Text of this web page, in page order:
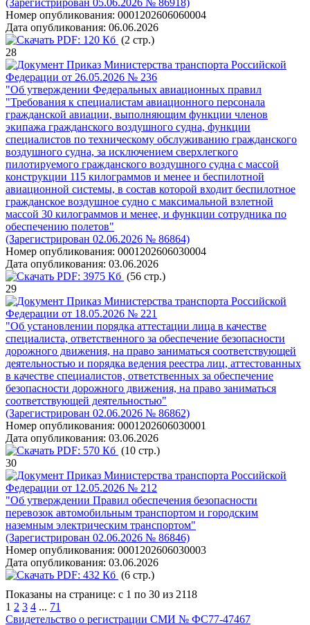
(Зарегистрирован 05.06.2026 № 86918)
Номер опубликования: 0001202606060004
Дата опубликования: 06.06.2026
PDF: 120 Кб (2 стр.)
28
Приказ Министерства транспорта Российской
Федерации от 26.05.2026 № 236
"Об утверждении Федеральных авиационных правил
"Требования к специалистам авиационного персонала
гражданской авиации, выполняющим функции членов
экипажа гражданского воздушного судна, функции
специалистов по техническому обслуживанию гражданского
воздушного судна, за исключением сверхлегкого
пилотируемого гражданского воздушного судна с массой
конструкции 115 килограммов и менее и беспилотной
авиационной системы, в состав которой входит беспилотное
гражданское воздушное судно с максимальной взлетной
массой 30 килограммов и менее, и функции сотрудника по
обеспечению полетов"
(Зарегистрирован 02.06.2026 № 86864)
Номер опубликования: 0001202606030004
Дата опубликования: 03.06.2026
PDF: 3975 Кб (56 стр.)
29
Приказ Министерства транспорта Российской
Федерации от 18.05.2026 № 221
"Об установлении порядка аттестации лица в качестве
специалиста, ответственного за обеспечение безопасности
дорожного движения, на право заниматься соответствующей
деятельностью и порядка ведения реестра лиц, аттестованных
в качестве специалистов, ответственных за обеспечение
безопасности дорожного движения, на право заниматься
соответствующей деятельностью"
(Зарегистрирован 02.06.2026 № 86862)
Номер опубликования: 0001202606030001
Дата опубликования: 03.06.2026
PDF: 570 Кб (10 стр.)
30
Приказ Министерства транспорта Российской
Федерации от 12.05.2026 № 212
"Об утверждении Правил обеспечения безопасности
перевозок автомобильным транспортом и городским
наземным электрическим транспортом"
(Зарегистрирован 02.06.2026 № 86846)
Номер опубликования: 0001202606030003
Дата опубликования: 03.06.2026
PDF: 432 Кб (6 стр.)
Показаны на странице: с 1 по 30 из 2118
1 2 3 4 ... 71
Свидетельство о регистрации СМИ № ФС77-47467